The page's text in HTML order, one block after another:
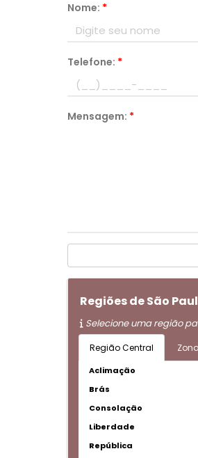
Nome: *
Telefone: *
Mensagem: *
Regiões de São
Selecione uma região
Região Central
Aclimação
Brás
Consolação
Liberdade
República